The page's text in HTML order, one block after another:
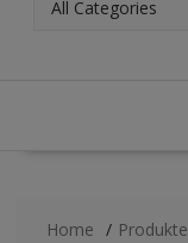
Home Produkte